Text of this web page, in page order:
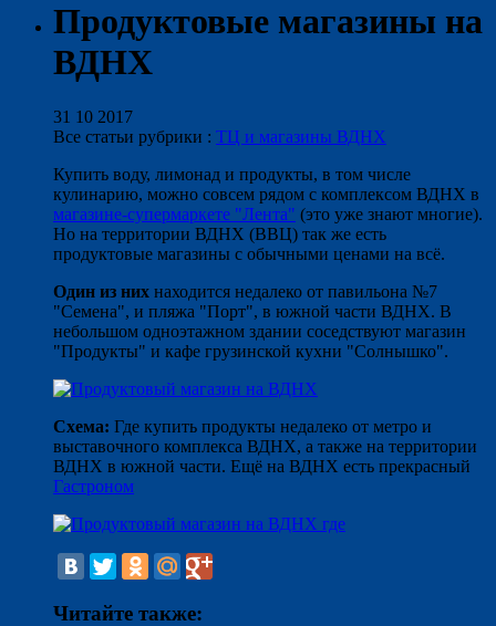
Продуктовые магазины на
ВДНХ
31 10 2017
Все статьи рубрики : ТЦ и магазины ВДНХ
Купить воду, лимонад и продукты, в том числе
кулинарию, можно совсем рядом с комплексом ВДНХ в
магазине-супермаркете "Лента" (это уже знают многие).
Но на территории ВДНХ (ВВЦ) так же есть
продуктовые магазины с обычными ценами на всё.
Один из них находится недалеко от павильона №7
"Семена", и пляжа "Порт", в южной части ВДНХ. В
небольшом одноэтажном здании соседствуют магазин
"Продукты" и кафе грузинской кухни "Солнышко".
Схема: Где купить продукты недалеко от метро и
выставочного комплекса ВДНХ, а также на территории
ВДНХ в южной части. Ещё на ВДНХ есть прекрасный
Гастроном
Читайте также: